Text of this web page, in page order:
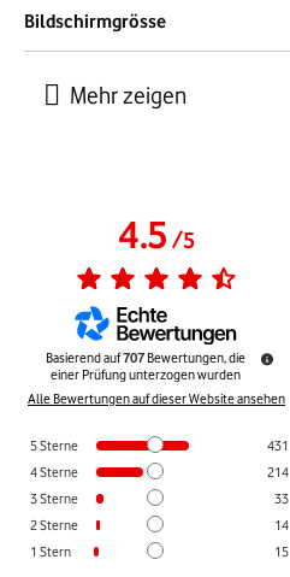
Bildschirmgrösse
4.5/5
Basierend auf707 Bewertungen, die
einer Prüfung unterzogen wurden
Alle Bewertungen auf dieser Website ansehen
5Sterne
431
4Sterne
214
3Sterne
33
2Sterne
14
1 Stern 15